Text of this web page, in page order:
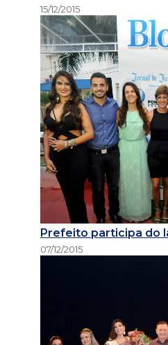
15/12/2015
Prefeito participa do
07/12/2015